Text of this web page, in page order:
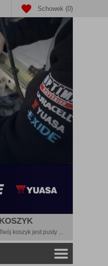
Schowek (0)
KOSZYK
koszyk jest pusty ...